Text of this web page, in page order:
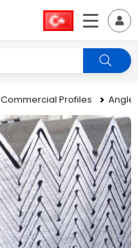
Commercial Profiles Angle